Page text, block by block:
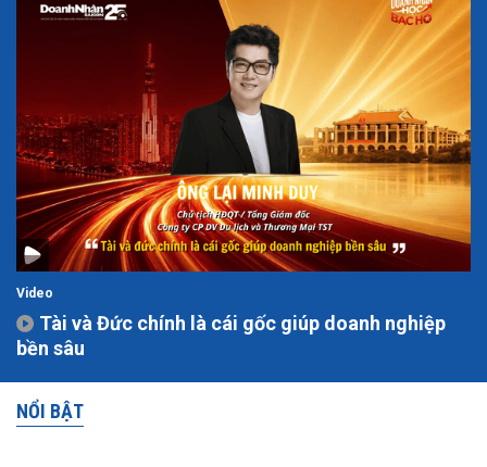
Video
Tài và Đức chính là cái gốc giúp doanh nghiệp
bền sâu
NỔI BẬT